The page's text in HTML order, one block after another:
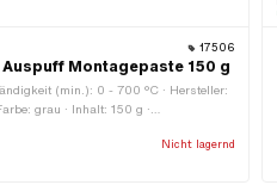
17506
Auspuff Montagepaste 150 g
(min.): 0 - 700 °C · Hersteller:
grau · Inhalt: 150 g ·
Nicht lagernd